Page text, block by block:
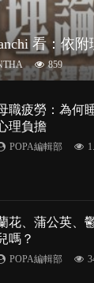
859
職疲勞：為何
理負擔
POPA編輯部
花、蒲公英、
嗎？
POPA編輯部